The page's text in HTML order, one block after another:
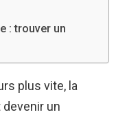
: trouver un
plus vite, la
un